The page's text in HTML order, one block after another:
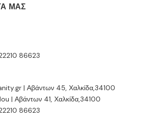
ΜΑΣ
86623
| Αβάντων 45, Χαλκίδα,34100
| Αβάντων 41, Χαλκίδα,34100
86623